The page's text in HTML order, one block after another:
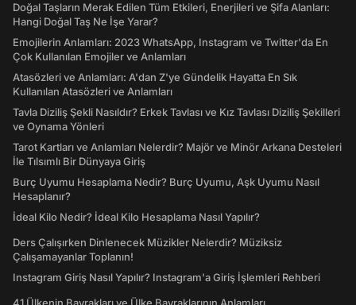
Doğal Taşların Merak Edilen Tüm Etkileri, Enerjileri ve Şifa Alanları:
Hangi Doğal Taş Ne İşe Yarar?
Emojilerin Anlamları: 2023 WhatsApp, Instagram ve Twitter'da En
Çok Kullanılan Emojiler ve Anlamları
Atasözleri ve Anlamları: A'dan Z'ye Gündelik Hayatta En Sık
Kullanılan Atasözleri ve Anlamları
Tavla Diziliş Şekli Nasıldır? Erkek Tavlası ve Kız Tavlası Diziliş Şekilleri
ve Oynama Yönleri
Tarot Kartları ve Anlamları Nelerdir? Majör ve Minör Arkana Desteleri
İle Tılsımlı Bir Dünyaya Giriş
Burç Uyumu Hesaplama Nedir? Burç Uyumu, Aşk Uyumu Nasıl
Hesaplanır?
İdeal Kilo Nedir? İdeal Kilo Hesaplama Nasıl Yapılır?
Ders Çalışırken Dinlenecek Müzikler Nelerdir? Müziksiz
Çalışamayanlar Toplanın!
Instagram Giriş Nasıl Yapılır? Instagram'a Giriş İşlemleri Rehberi